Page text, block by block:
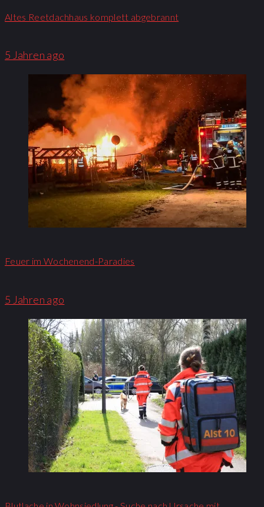
Altes Reetdachhaus komplett abgebrannt
5 Jahren ago
Feuer im Wochenend-Paradies
5 Jahren ago